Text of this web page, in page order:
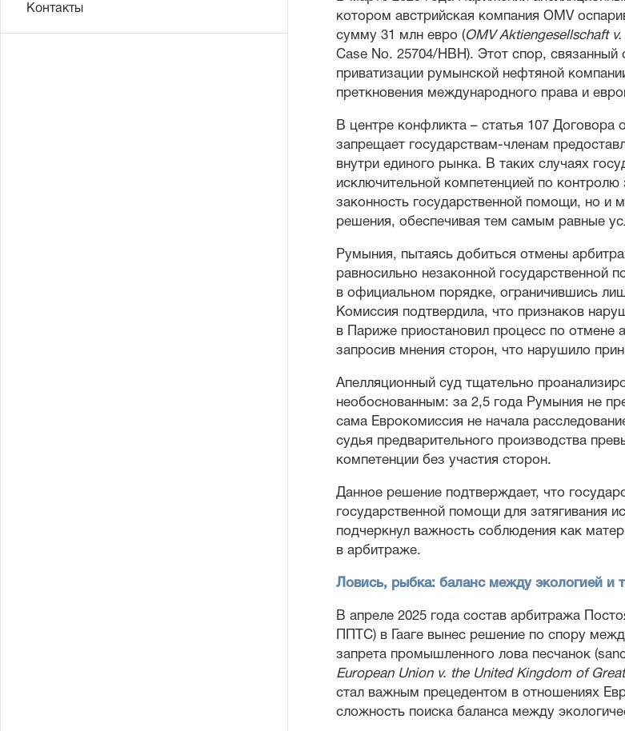
Контакты
котором австрийская компания OMV
сумму 31 млн евро (OMV Aktiengesellschaft
Case No. 25704/HBH). Этот спор, связанный
приватизации румынской нефтяной
преткновения международного права и
В центре конфликта – статья 107
запрещает государствам-членам
внутри единого рынка. В таких случаях
исключительной компетенцией по
законность государственной помощи, но и
решения, обеспечивая тем самым равные
Румыния, пытаясь добиться отмены
равносильно незаконной
в официальном порядке, ограничившись
Комиссия подтвердила, что признаков
в Париже приостановил процесс по
запросив мнения сторон, что нарушило
Апелляционный суд тщательно
необоснованным: за 2,5 года Румыния не
сама Еврокомиссия не начала
судья предварительного производства
компетенции без участия сторон.
Данное решение подтверждает, что
государственной помощи для затягивания
подчеркнул важность соблюдения как
в арбитраже.
Ловись, рыбка: баланс между экологией и
В апреле 2025 года состав арбитража
ППТС) в Гааге вынес решение по спору
запрета промышленного лова песчанок
European Union v. the United Kingdom of
стал важным прецедентом в отношениях
сложность поиска баланса между